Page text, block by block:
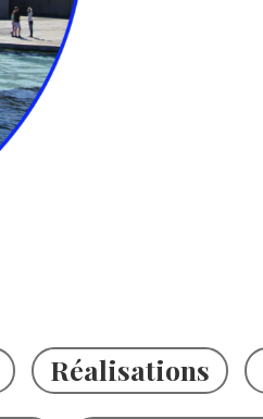
Réalisations